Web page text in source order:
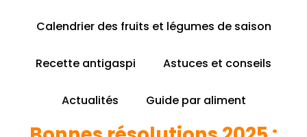
Calendrier des fruits et légumes de saison
Recette antigaspi Astuces et conseils
Actualités Guide par aliment